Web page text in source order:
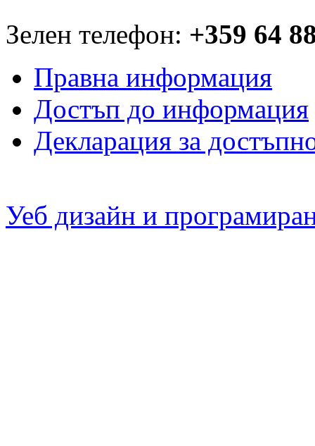
Зелен телефон: +359 64
Правна информация
Достъп до информация
Декларация за
Уеб дизайн и